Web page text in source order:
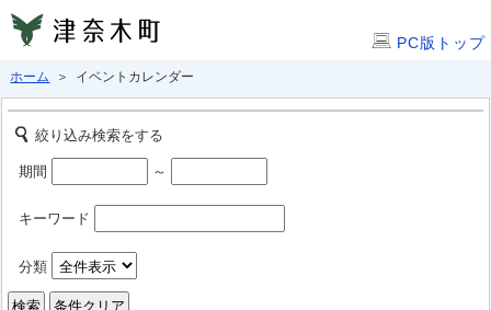
PC版トップ
ホーム ＞ イベントカレンダー
絞り込み検索をする
期間 ～
キーワード
分類